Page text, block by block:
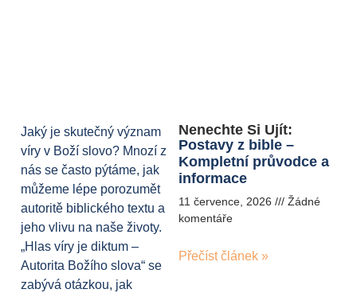
Jaký je skutečný význam
víry v Boží slovo? Mnozí z
nás se často pýtáme, jak
můžeme lépe porozumět
autoritě biblického textu a
jeho vlivu na naše životy.
„Hlas víry je diktum –
Autorita Božího slova“ se
zabývá otázkou, jak
Nenechte Si Ujít:
Postavy z bible –
Kompletní průvodce a
informace
11 července, 2026
Žádné
komentáře
Přečíst článek »